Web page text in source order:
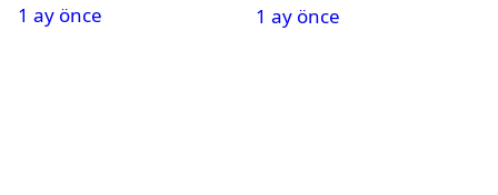
2. tura geçen
1 ay önce
gelecek? Resmi
1 ay önce